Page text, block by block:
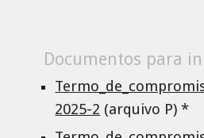
Documentos para
2025-2 (arquivo P) *